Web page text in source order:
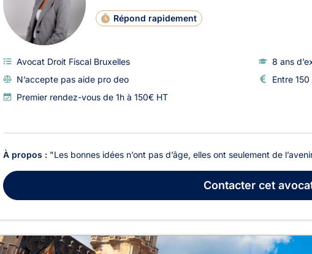
Répond rapidement
Avocat Droit Fiscal Bruxelles
8 ans
N’accepte pas aide pro deo
Entre
Premier rendez-vous de 1h à 150€ HT
À propos : "Les bonnes idées n’ont pas d’âge, elles ont seulement de
Contactercet